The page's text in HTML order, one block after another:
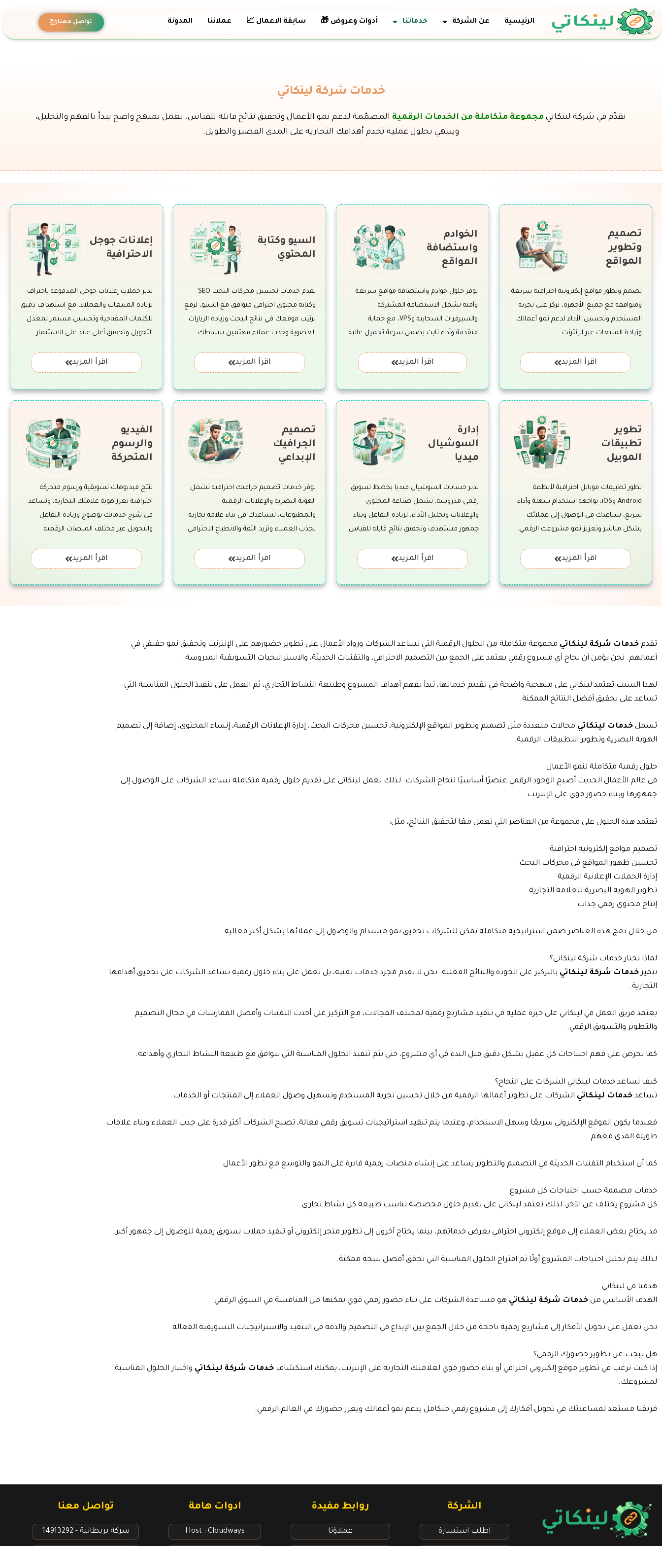
المحتوى
الرئيسية عن الشركة خدماتنا أدوات وعروض 🎁 سابقة الاعمال 📈 عملائنا المدونة تواصل معنا
خدمات شركة لينكاتي
نقدّم في شركة لينكاتي مجموعة متكاملة من الخدمات الرقمية المصمّمة لدعم نمو الأعمال وتحقيق نتائج قابلة للقياس. نعمل بمنهج واضح يبدأ بالفهم والتحليل،
وينتهي بحلول عملية تخدم أهدافك التجارية على المدى القصير والطويل.
تصميم
وتطوير
المواقع
نصمم ونطور مواقع إلكترونية احترافية سريعة
ومتوافقة مع جميع الأجهزة، تركز على تجربة
المستخدم وتحسين الأداء لدعم نمو أعمالك
وزيادة المبيعات عبر الإنترنت.
اقرأ المزيد
الخوادم
واستضافة
المواقع
نوفر حلول خوادم واستضافة مواقع سريعة
وآمنة تشمل الاستضافة المشتركة
والسيرفرات السحابية وVPS، مع حماية
متقدمة وأداء ثابت يضمن سرعة تحميل عالية.
اقرأ المزيد
السيو وكتابة
المحتوي
نقدم خدمات تحسين محركات البحث SEO
وكتابة محتوى احترافي متوافق مع السيو، لرفع
ترتيب موقعك في نتائج البحث وزيادة الزيارات
العضوية وجذب عملاء مهتمين بنشاطك.
اقرأ المزيد
إعلانات جوجل
الاحترافية
ندير حملات إعلانات جوجل المدفوعة باحتراف
لزيادة المبيعات والعملاء، مع استهداف دقيق
للكلمات المفتاحية وتحسين مستمر لمعدل
التحويل وتحقيق أعلى عائد على الاستثمار.
اقرأ المزيد
تطوير
تطبيقات
الموبيل
نطور تطبيقات موبايل احترافية لأنظمة
Android وiOS، بواجهة استخدام سهلة وأداء
سريع، تساعدك في الوصول إلى عملائك
بشكل مباشر وتعزيز نمو مشروعك الرقمي.
اقرأ المزيد
إدارة
السوشيال
ميديا
ندير حسابات السوشيال ميديا بخطط تسويق
رقمي مدروسة، تشمل صناعة المحتوى
والإعلانات وتحليل الأداء، لزيادة التفاعل وبناء
جمهور مستهدف وتحقيق نتائج قابلة للقياس.
اقرأ المزيد
تصميم
الجرافيك
الإبداعي
نوفر خدمات تصميم جرافيك احترافية تشمل
الهوية البصرية والإعلانات الرقمية
والمطبوعات، لنساعدك في بناء علامة تجارية
تجذب العملاء وتزيد الثقة والانطباع الاحترافي.
اقرأ المزيد
الفيديو
والرسوم
المتحركة
ننتج فيديوهات تسويقية ورسوم متحركة
احترافية تعزز هوية علامتك التجارية، وتساعد
في شرح خدماتك بوضوح وزيادة التفاعل
والتحويل عبر مختلف المنصات الرقمية.
اقرأ المزيد
تقدم خدمات شركة لينكاتي مجموعة متكاملة من الحلول الرقمية التي تساعد الشركات ورواد الأعمال على تطوير حضورهم على الإنترنت وتحقيق نمو حقيقي في
أعمالهم. نحن نؤمن أن نجاح أي مشروع رقمي يعتمد على الجمع بين التصميم الاحترافي، والتقنيات الحديثة، والاستراتيجيات التسويقية المدروسة.
لهذا السبب تعتمد لينكاتي على منهجية واضحة في تقديم خدماتها، تبدأ بفهم أهداف المشروع وطبيعة النشاط التجاري، ثم العمل على تنفيذ الحلول المناسبة التي
تساعد على تحقيق أفضل النتائج الممكنة.
تشمل خدمات لينكاتي مجالات متعددة مثل تصميم وتطوير المواقع الإلكترونية، تحسين محركات البحث، إدارة الإعلانات الرقمية، إنشاء المحتوى، إضافة إلى تصميم
الهوية البصرية وتطوير التطبيقات الرقمية.
حلول رقمية متكاملة لنمو الأعمال
في عالم الأعمال الحديث أصبح الوجود الرقمي عنصرًا أساسيًا لنجاح الشركات. لذلك تعمل لينكاتي على تقديم حلول رقمية متكاملة تساعد الشركات على الوصول إلى
جمهورها وبناء حضور قوي على الإنترنت.
تعتمد هذه الحلول على مجموعة من العناصر التي تعمل معًا لتحقيق النتائج، مثل:
تصميم مواقع إلكترونية احترافية
تحسين ظهور المواقع في محركات البحث
إدارة الحملات الإعلانية الرقمية
تطوير الهوية البصرية للعلامة التجارية
إنتاج محتوى رقمي جذاب
من خلال دمج هذه العناصر ضمن استراتيجية متكاملة يمكن للشركات تحقيق نمو مستدام والوصول إلى عملائها بشكل أكثر فعالية.
لماذا تختار خدمات شركة لينكاتي؟
تتميزخدمات شركة لينكاتي بالتركيز على الجودة والنتائج الفعلية. نحن لا نقدم مجرد خدمات تقنية، بل نعمل على بناء حلول رقمية تساعد الشركات على تحقيق أهدافها
التجارية.
يعتمد فريق العمل في لينكاتي على خبرة عملية في تنفيذ مشاريع رقمية لمختلف المجالات، مع التركيز على أحدث التقنيات وأفضل الممارسات في مجال التصميم
والتطوير والتسويق الرقمي.
كما نحرص على فهم احتياجات كل عميل بشكل دقيق قبل البدء في أي مشروع، حتى يتم تنفيذ الحلول المناسبة التي تتوافق مع طبيعة النشاط التجاري وأهدافه.
كيف تساعد خدمات لينكاتي الشركات على النجاح؟
تساعد خدمات لينكاتي الشركات على تطوير أعمالها الرقمية من خلال تحسين تجربة المستخدم وتسهيل وصول العملاء إلى المنتجات أو الخدمات.
فعندما يكون الموقع الإلكتروني سريعًا وسهل الاستخدام، وعندما يتم تنفيذ استراتيجيات تسويق رقمي فعالة، تصبح الشركات أكثر قدرة على جذب العملاء وبناء علاقات
طويلة المدى معهم.
كما أن استخدام التقنيات الحديثة في التصميم والتطوير يساعد على إنشاء منصات رقمية قادرة على النمو والتوسع مع تطور الأعمال.
خدمات مصممة حسب احتياجات كل مشروع
كل مشروع يختلف عن الآخر، لذلك تعتمد لينكاتي على تقديم حلول مخصصة تناسب طبيعة كل نشاط تجاري.
قد يحتاج بعض العملاء إلى موقع إلكتروني احترافي يعرض خدماتهم، بينما يحتاج آخرون إلى تطوير متجر إلكتروني أو تنفيذ حملات تسويق رقمية للوصول إلى جمهور أكبر.
لذلك يتم تحليل احتياجات المشروع أولًا ثم اقتراح الحلول المناسبة التي تحقق أفضل نتيجة ممكنة.
هدفنا في لينكاتي
الهدف الأساسي من خدمات شركة لينكاتي هو مساعدة الشركات على بناء حضور رقمي قوي يمكنها من المنافسة في السوق الرقمي.
نحن نعمل على تحويل الأفكار إلى مشاريع رقمية ناجحة من خلال الجمع بين الإبداع في التصميم والدقة في التنفيذ والاستراتيجيات التسويقية الفعالة.
هل تبحث عن تطوير حضورك الرقمي؟
إذا كنت ترغب في تطوير موقع إلكتروني احترافي أو بناء حضور قوي لعلامتك التجارية على الإنترنت، يمكنك استكشاف خدمات شركة لينكاتي واختيار الحلول المناسبة
لمشروعك.
فريقنا مستعد لمساعدتك في تحويل أفكارك إلى مشروع رقمي متكامل يدعم نمو أعمالك ويعزز حضورك في العالم الرقمي.
الشركة
اطلب استشارة
روابط مفيدة​
عملاؤنا
ادوات هامة
Host : Cloudways
تواصل معنا
شركة بريطانية - 14913292